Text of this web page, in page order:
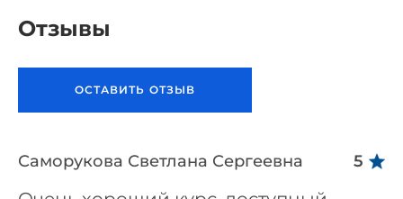
Отзывы
ОСТАВИТЬ ОТЗЫВ
Саморукова Светлана Сергеевна 5